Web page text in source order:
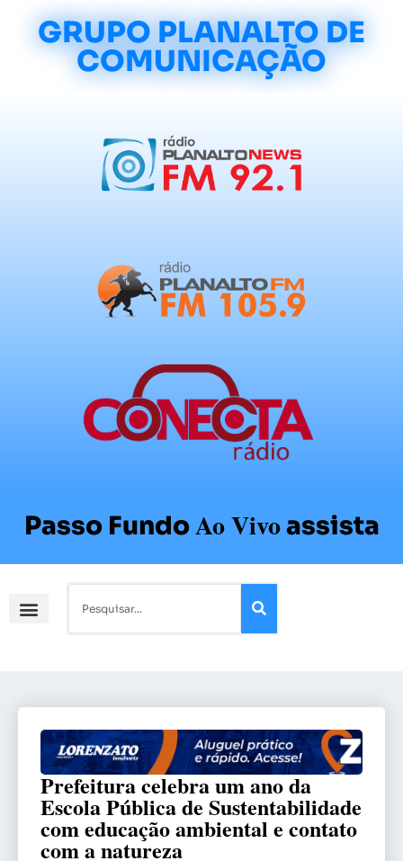
GRUPO PLANALTO DE
COMUNICAÇÃO
Passo FundoAo Vivoassista
Prefeitura celebra um ano da
Escola Pública de Sustentabilidade
com educação ambiental e contato
com a natureza